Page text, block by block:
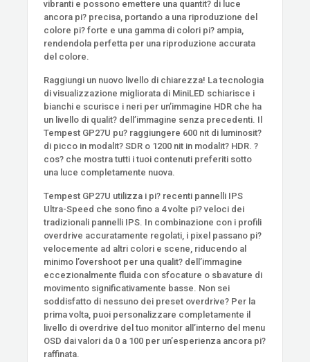
vibranti e possono emettere una quantit? di luce
ancora pi? precisa, portando a una riproduzione del
colore pi? forte e una gamma di colori pi? ampia,
rendendola perfetta per una riproduzione accurata
del colore.
Raggiungi un nuovo livello di chiarezza! La tecnologia
di visualizzazione migliorata di MiniLED schiarisce i
bianchi e scurisce i neri per un’immagine HDR che ha
un livello di qualit? dell’immagine senza precedenti. Il
Tempest GP27U pu? raggiungere 600 nit di luminosit?
di picco in modalit? SDR o 1200 nit in modalit? HDR. ?
cos? che mostra tutti i tuoi contenuti preferiti sotto
una luce completamente nuova.
Tempest GP27U utilizza i pi? recenti pannelli IPS
Ultra-Speed ​​che sono fino a 4 volte pi? veloci dei
tradizionali pannelli IPS. In combinazione con i profili
overdrive accuratamente regolati, i pixel passano pi?
velocemente ad altri colori e scene, riducendo al
minimo l’overshoot per una qualit? dell’immagine
eccezionalmente fluida con sfocature o sbavature di
movimento significativamente basse. Non sei
soddisfatto di nessuno dei preset overdrive? Per la
prima volta, puoi personalizzare completamente il
livello di overdrive del tuo monitor all’interno del menu
OSD dai valori da 0 a 100 per un’esperienza ancora pi?
raffinata.